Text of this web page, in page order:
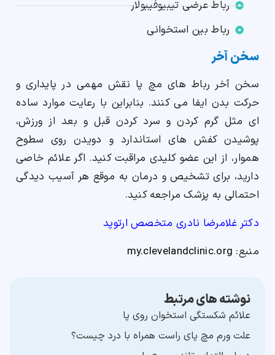
رباط عرضی تیبیوفیبولار
رباط بین استخوانی
سخن آخر
سخن آخر رباط های مچ پا نقش مهمی در پایداری و
حرکت بدن ایفا می کنند. بنابراین با رعایت موارد ساده
ای مثل گرم کردن و سرد کردن قبل و بعد از ورزش،
پوشیدن کفش های استاندارد و دویدن روی سطوح
هموار، از این عضو کلیدی مراقبت کنید. اگر علائم خاصی
دارید، برای تشخیص و درمان به موقع هر آسیب دیدگی
احتمالی به پزشک مراجعه کنید.
دکتر غلامرضا نادری متخصص ارتوپد
منبع: my.clevelandclinic.org
نوشته های مرتبط
علائم شکستگی استخوان روی پا
علت ورم مچ پای راست همراه با درد چیست؟